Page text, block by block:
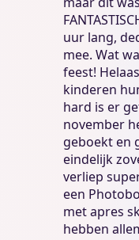
uur lang,
mee. Wat
feest!
kinderen
hard is er
november
geboekt en
eindelijk
verliep
een
met apres
hebben